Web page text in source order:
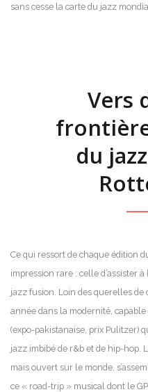
sans cesse la carte du jazz mondial.
Vers
du
Ce qui ressort de chaque édition
impression rare : celle d’assister
jazz fusion. Loin des querelles de
année dans la modernité,
(expo-pakistanaise, prix Pulitzer)
jazz imbibé de r&b et de hip-hop.
mais ouvert sur le monde,
ce « road-trip » musical dont le